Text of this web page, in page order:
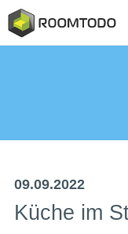
09.09.2022
Küche im